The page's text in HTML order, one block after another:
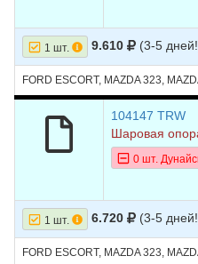
1 шт. 9.610 (3-5
FORD ESCORT, MAZDA 323,
104147 TRW
Шаровая
0 шт.
1 шт. 6.720 (3-5
FORD ESCORT, MAZDA 323,